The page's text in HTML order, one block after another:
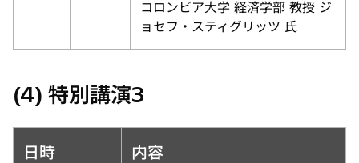
コロンビア大学 経済学部 教授 ジ
ョセフ・スティグリッツ 氏
(4) 特別講演3
日時 内容